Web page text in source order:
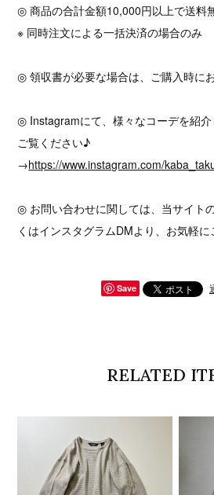
◎ 商品の合計金額10,000円以上で送料
※ 同時注文による一括決済の場合のみ
◎ 領収書が必要な場合は、ご購入時に
◎ Instagramにて、様々なコーデを紹
ご覧ください♪
→https://www.instagram.com/
◎ お問い合わせに関しては、当サイト
くはインスタグラムDMより、お気軽に
Save
RELATED